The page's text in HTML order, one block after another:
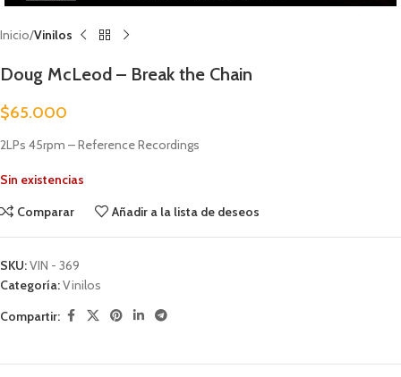
Inicio Vinilos
Doug McLeod – Break the Chain
$65.000
2LPs 45rpm – Reference Recordings
Sin existencias
Comparar
Añadir a la lista de deseos
SKU:VIN - 369
Categoría:Vinilos
Compartir: